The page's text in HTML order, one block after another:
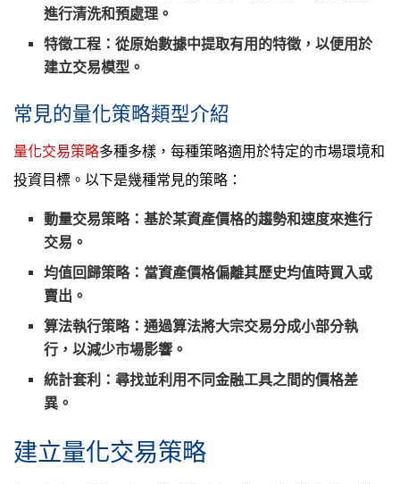
進行清洗和預處理。
特徵工程 ：從原始數據中提取有用的特徵，以便用於
建立交易模型。
常見的量化策略類型介紹
量化交易策略多種多樣，每種策略適用於特定的市場環境和
投資目標。以下是幾種常見的策略：
動量交易策略：基於某資產價格的趨勢和速度來進行
交易。
均值回歸策略：當資產價格偏離其歷史均值時買入或
賣出。
算法執行策略：通過算法將大宗交易分成小部分執
行，以減少市場影響。
統計套利 ：尋找並利用不同金融工具之間的價格差
異。
建立量化交易策略